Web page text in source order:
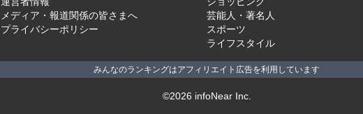
メディア・報道関係の皆さまへ
プライバシーポリシー
芸能人・著名人
スポーツ
ライフスタイル
みんなのランキングはアフィリエイト広告を利用しています
©2026 infoNear Inc.